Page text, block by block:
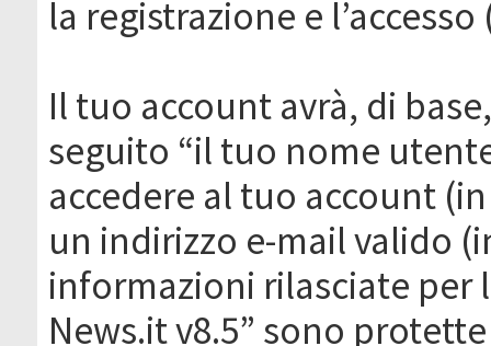
la registrazione e
Il tuo account avrà, di
seguito “il tuo nome
accedere al tuo account
un indirizzo e-mail valido
informazioni rilasciate per
News.it v8.5” sono